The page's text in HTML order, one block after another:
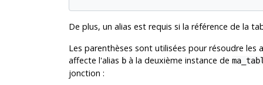
De plus, un alias est requis si la référence de la
Les parenthèses sont utilisées pour résoudre
affecte l'alias bà la deuxième instance de
jonction :